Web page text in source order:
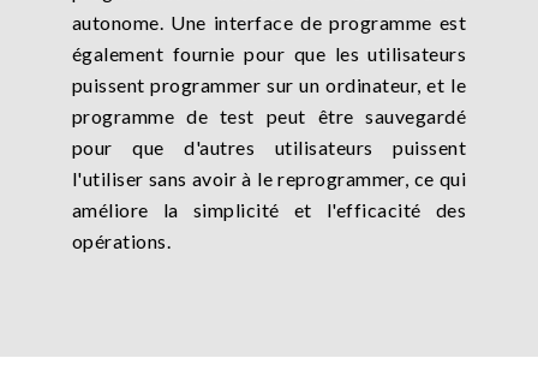
autonome. Une interface de programme est
également fournie pour que les utilisateurs
puissent programmer sur un ordinateur, et le
programme de test peut être sauvegardé
pour que d'autres utilisateurs puissent
l'utiliser sans avoir à le reprogrammer, ce qui
améliore la simplicité et l'efficacité des
opérations.